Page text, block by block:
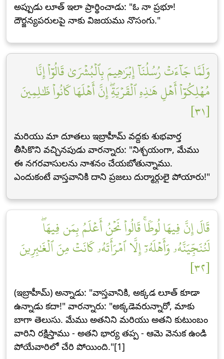
అప్పుడు లూత్ ఇలా ప్రార్థించాడు: "ఓ నా ప్రభూ!
దౌర్జన్యపరులపై నాకు విజయము నొసంగు."
وَلَمَّا جَآءَتۡ رُسُلُنَآ إِبۡرَٰهِيمَ بِٱلۡبُشۡرَىٰ قَالُوٓاْ إِنَّا
مُهۡلِكُوٓاْ أَهۡلِ هَٰذِهِ ٱلۡقَرۡيَةِۖ إِنَّ أَهۡلَهَا كَانُواْ ظَٰلِمِينَ
[٣١]
మరియు మా దూతలు ఇబ్రాహీమ్ వద్దకు శుభవార్త
తీసికొని వచ్చినపుడు వారన్నారు: "నిశ్చయంగా, మేము
ఈ నగరవాసులను నాశనం చేయబోతున్నాము.
ఎందుకంటే వాస్తవానికి దాని ప్రజలు దుర్మార్గులై పోయారు!"
قَالَ إِنَّ فِيهَا لُوطٗاۚ قَالُواْ نَحۡنُ أَعۡلَمُ بِمَن فِيهَاۖ
لَنُنَجِّيَنَّهُۥ وَأَهۡلَهُۥٓ إِلَّا ٱمۡرَأَتَهُۥ كَانَتۡ مِنَ ٱلۡغَٰبِرِينَ
[٣٢]
(ఇబ్రాహీమ్) అన్నాడు: "వాస్తవానికి, అక్కడ లూత్ కూడా
ఉన్నాడు కదా!" వారన్నారు: "అక్కడెవరున్నారో, మాకు
బాగా తెలుసు. మేము అతనిని మరియు అతని కుటుంబం
వారిని రక్షిస్తాము - అతని భార్య తప్ప - ఆమె వెనుక ఉండి
పోయేవారిలో చేరి పోయింది."[1]